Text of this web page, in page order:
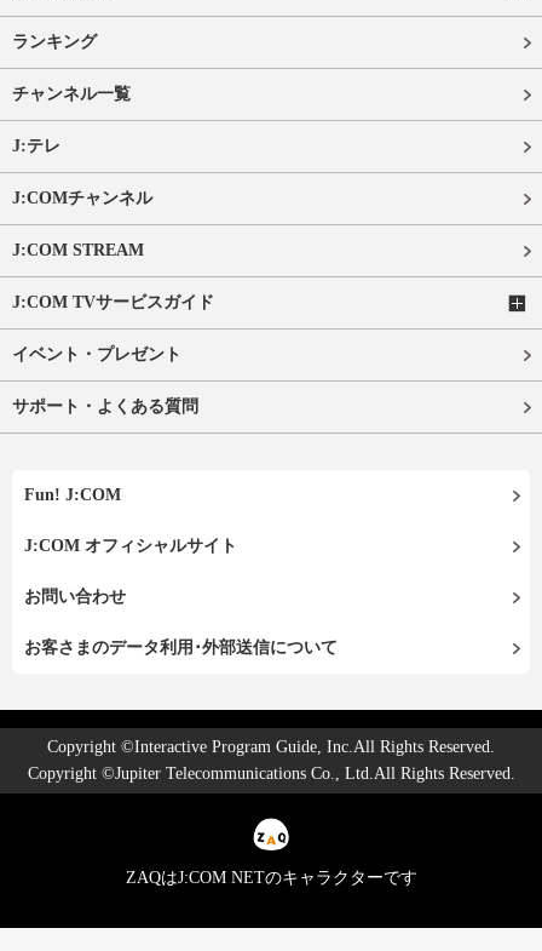
ランキング
チャンネル一覧
J:テレ
J:COMチャンネル
J:COM STREAM
J:COM TVサービスガイド
イベント・プレゼント
サポート・よくある質問
Fun! J:COM
J:COM オフィシャルサイト
お問い合わせ
お客さまのデータ利用･外部送信について
Copyright ©Interactive Program Guide, Inc.All Rights Reserved.
Copyright ©Jupiter Telecommunications Co., Ltd.All Rights Reserved.
ZAQはJ:COM NETのキャラクターです